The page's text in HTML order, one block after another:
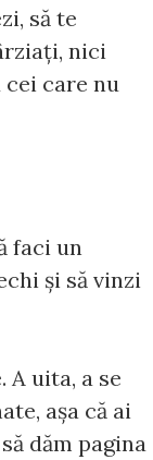
să te
nici
care nu
faci un
şi să vinzi
uita, a se
aşa că ai
dăm pagina